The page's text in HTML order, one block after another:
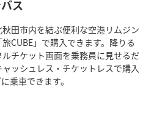
ス
田市内を結ぶ便利な空港リムジン
CUBE」で購入できます。降りる
チケット画面を乗務員に見せるだ
ッシュレス・チケットレスで購入
乗車できます。